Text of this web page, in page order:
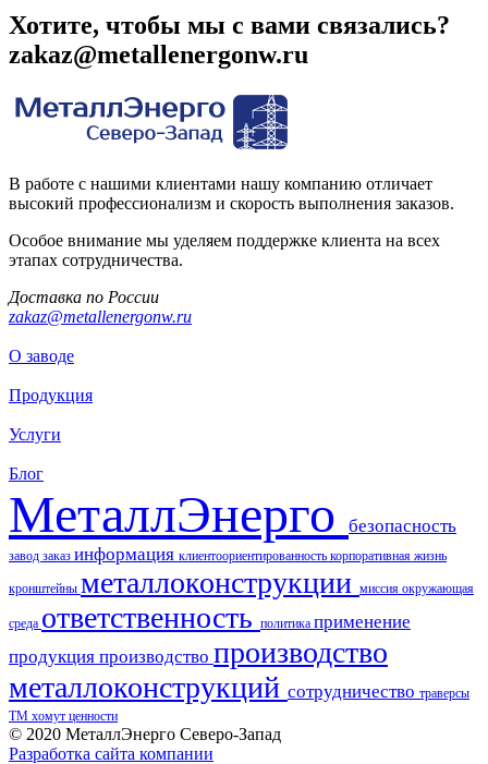
Хотите, чтобы мы с вами связались?
zakaz@metallenergonw.ru
В работе с нашими клиентами нашу компанию отличает
высокий профессионализм и скорость выполнения заказов.
Особое внимание мы уделяем поддержке клиента на всех
этапах сотрудничества.
Доставка по России
zakaz@metallenergonw.ru
О заводе
Продукция
Услуги
Блог
МеталлЭнерго безопасность
завод заказ информация клиентоориентированность корпоративная жизнь
кронштейны металлоконструкции миссия окружающая
среда ответственность политика применение
продукция производство производство
металлоконструкций сотрудничество траверсы
ТМ хомут ценности
© 2020 МеталлЭнерго Северо-Запад
Разработка сайта компании